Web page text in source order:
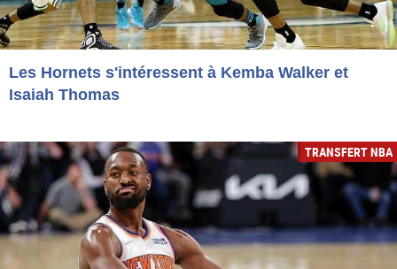
Les Hornets s'intéressent à Kemba Walker et
Isaiah Thomas
TRANSFERT NBA